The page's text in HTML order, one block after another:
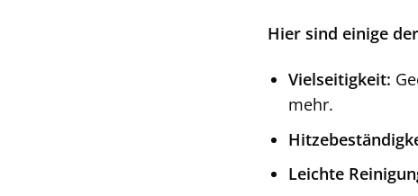
Hier sind einige
Vielseitigkeit:
mehr.
Leichte